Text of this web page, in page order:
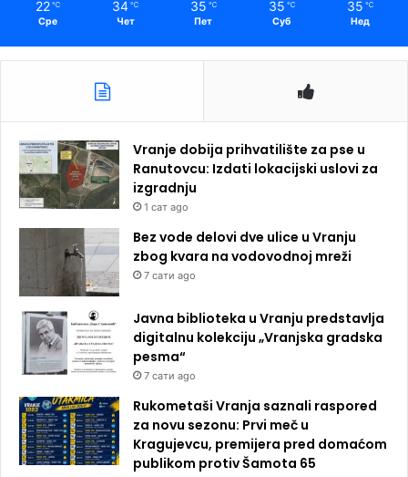
22 ℃
Сре
34 ℃
Чет
35 ℃
Пет
35 ℃
Суб
35 ℃
Нед
Vranje dobija prihvatilište za pse u
Ranutovcu: Izdati lokacijski uslovi za
izgradnju
1 сат ago
Bez vode delovi dve ulice u Vranju
zbog kvara na vodovodnoj mreži
7 сати ago
Javna biblioteka u Vranju predstavlja
digitalnu kolekciju „Vranjska gradska
pesma“
7 сати ago
Rukometaši Vranja saznali raspored
za novu sezonu: Prvi meč u
Kragujevcu, premijera pred domaćom
publikom protiv Šamota 65